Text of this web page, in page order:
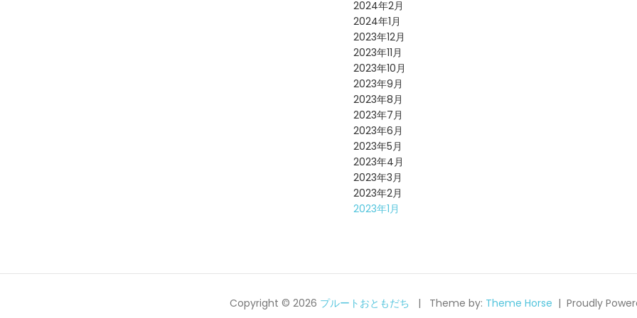
2024年2月
2024年1月
2023年12月
2023年11月
2023年10月
2023年9月
2023年8月
2023年7月
2023年6月
2023年5月
2023年4月
2023年3月
2023年2月
2023年1月
Copyright © 2026 プルートおともだち Theme by: Theme Horse Proudly